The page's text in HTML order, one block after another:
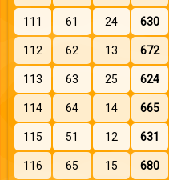
111
61 24 630
112
62 13 672
113
63 25 624
114
64 14 665
115
51 12 631
116
65 15 680